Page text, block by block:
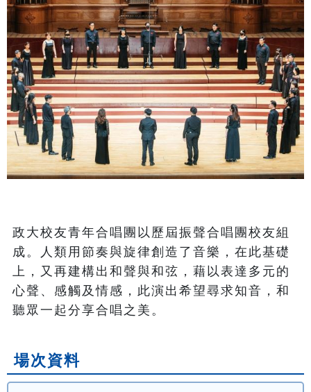
政大校友青年合唱團以歷屆振聲合唱團校友組
成。人類用節奏與旋律創造了音樂，在此基礎
上，又再建構出和聲與和弦，藉以表達多元的
心聲、感觸及情感，此演出希望尋求知音，和
聽眾一起分享合唱之美。
場次資料